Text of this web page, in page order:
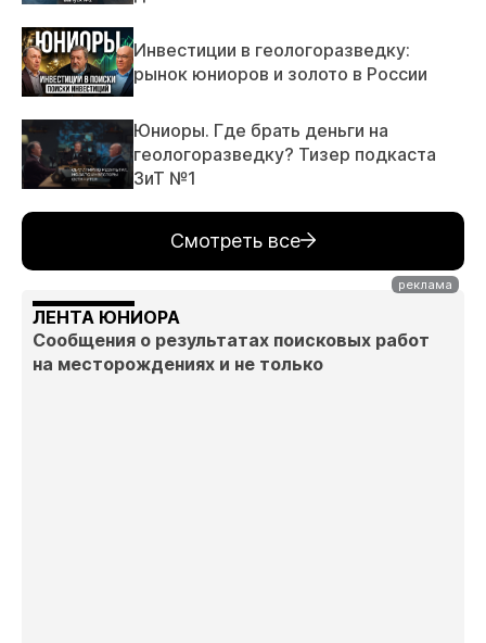
Инвестиции в геологоразведку:
рынок юниоров и золото в России
Юниоры. Где брать деньги на
геологоразведку? Тизер подкаста
ЗиТ №1
Смотреть все
ЛЕНТА ЮНИОРА
Сообщения о результатах поисковых работ
на месторождениях и не только